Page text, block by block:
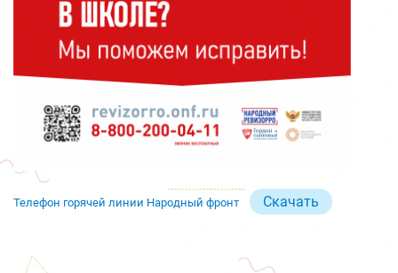
Телефон горячей линии Народный фронт Скачать